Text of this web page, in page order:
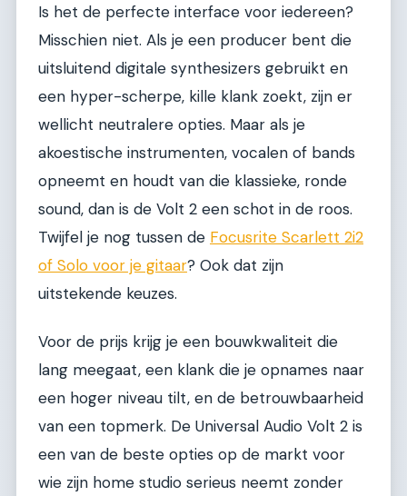
Is het de perfecte interface voor iedereen?
Misschien niet. Als je een producer bent die
uitsluitend digitale synthesizers gebruikt en
een hyper-scherpe, kille klank zoekt, zijn er
wellicht neutralere opties. Maar als je
akoestische instrumenten, vocalen of bands
opneemt en houdt van die klassieke, ronde
sound, dan is de Volt 2 een schot in de roos.
Twijfel je nog tussen de Focusrite Scarlett 2i2
of Solo voor je gitaar? Ook dat zijn
uitstekende keuzes.
Voor de prijs krijg je een bouwkwaliteit die
lang meegaat, een klank die je opnames naar
een hoger niveau tilt, en de betrouwbaarheid
van een topmerk. De Universal Audio Volt 2 is
een van de beste opties op de markt voor
wie zijn home studio serieus neemt zonder